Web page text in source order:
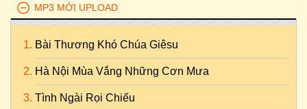
MP3 MỚI UPLOAD
Bài Thương Khó Chúa Giêsu
Hà Nội Mùa Vắng Những Cơn Mưa
Tình Ngài Rọi Chiếu